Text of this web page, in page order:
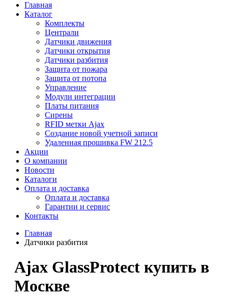
Главная
Каталог
Комплекты
Централи
Датчики движения
Датчики открытия
Датчики разбития
Защита от пожара
Защита от потопа
Управление
Модули интеграции
Платы питания
Сирены
RFID метки Ajax
Создание новой учетной записи
Удаленная прошивка FW 212.5
Акции
О компании
Новости
Каталоги
Оплата и доставка
Оплата и доставка
Гарантии и сервис
Контакты
Главная
Датчики разбития
Ajax GlassProtect купить в
Москве